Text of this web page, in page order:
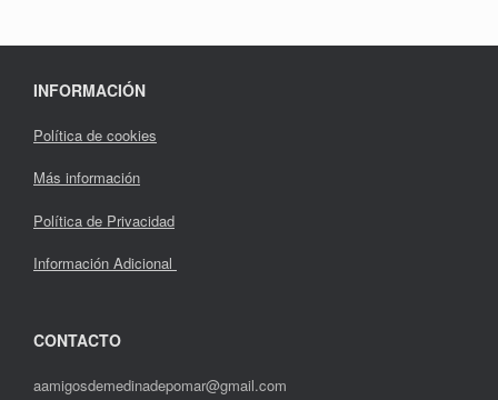
INFORMACIÓN
Política de cookies
Más información
Política de Privacidad
Información Adicional
CONTACTO
aamigosdemedinadepomar@gmail.com